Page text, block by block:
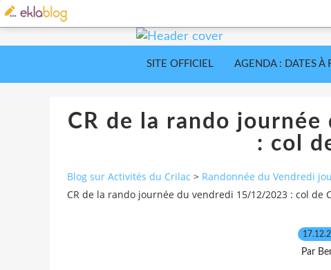
SITE OFFICIEL AGENDA : DATES À
CR de la rando
: col
Blog sur Activités du Crilac > Randonnée du Vendredi
CR de la rando journée du vendredi 15/12/2023 : col de
Par